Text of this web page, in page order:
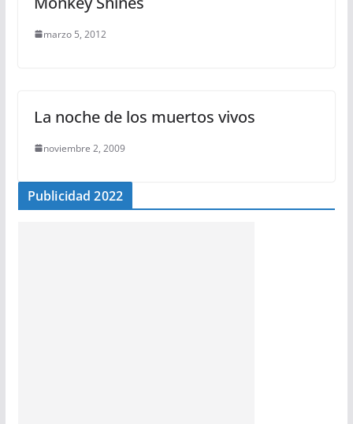
marzo 5, 2012
La noche de los muertos vivos
noviembre 2, 2009
Publicidad 2022